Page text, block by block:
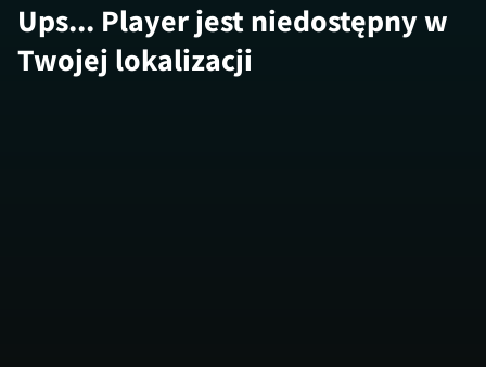
Ups... Player jest niedostępny w
Twojej lokalizacji